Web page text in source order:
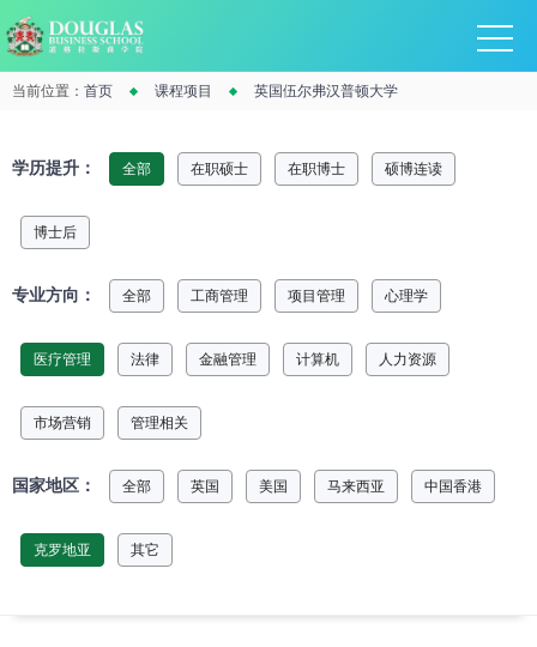
当前位置： 首页 课程项目 英国伍尔弗汉普顿大学
学历提升： 全部 在职硕士 在职博士 硕博连读
博士后
专业方向： 全部 工商管理 项目管理 心理学
医疗管理 法律 金融管理 计算机 人力资源
市场营销 管理相关
国家地区： 全部 英国 美国 马来西亚 中国香港
克罗地亚 其它